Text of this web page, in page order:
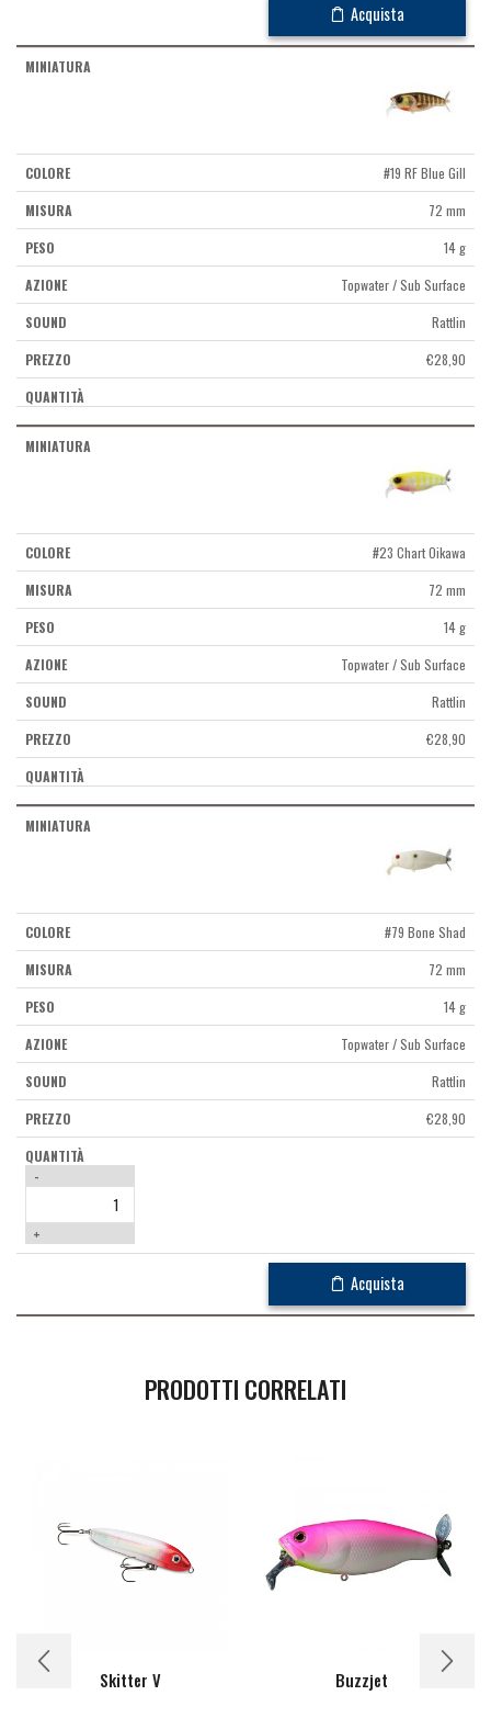
Acquista
#19 RF Blue Gill
72 mm
14 g
Topwater / Sub Surface
Rattlin
€28,90
#23 Chart Oikawa
72 mm
14 g
Topwater / Sub Surface
Rattlin
€28,90
#79 Bone Shad
72 mm
14 g
Topwater / Sub Surface
Rattlin
€28,90
-
+
Acquista
PRODOTTI CORRELATI
Skitter V Buzzjet